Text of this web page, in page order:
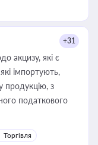
+31
акцизу, які є
імпортують,
продукцію, з
податкового
Торгівля